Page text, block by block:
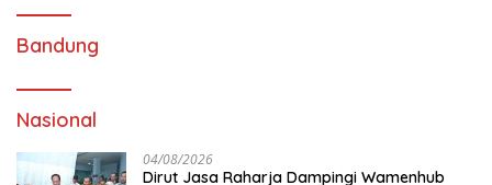
Bandung
Nasional
04/08/2026
Dirut Jasa Raharja Dampingi Wamenhub